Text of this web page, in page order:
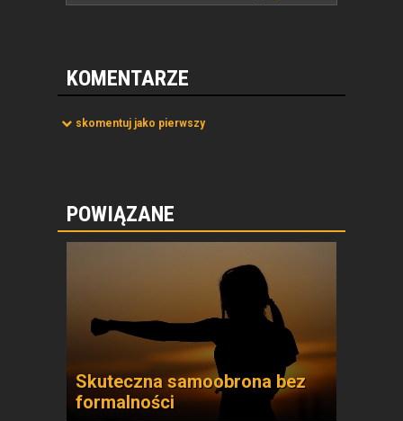
KOMENTARZE
skomentuj jako pierwszy
POWIĄZANE
Skuteczna samoobrona bez
formalności